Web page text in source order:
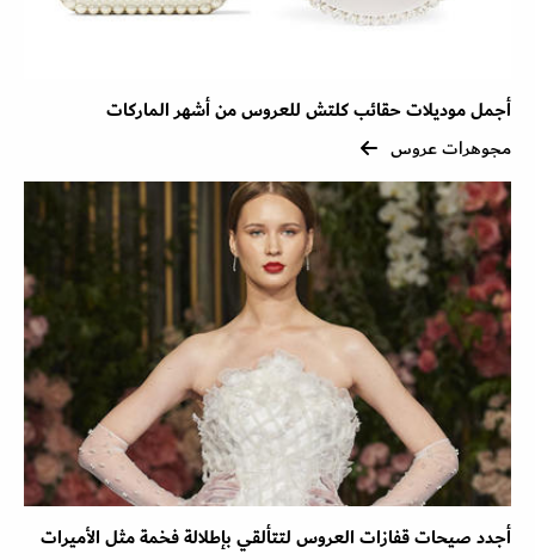
أجمل موديلات حقائب كلتش للعروس من أشهر الماركات
مجوهرات عروس
أجدد صيحات قفازات العروس لتتألقي بإطلالة فخمة مثل الأميرات